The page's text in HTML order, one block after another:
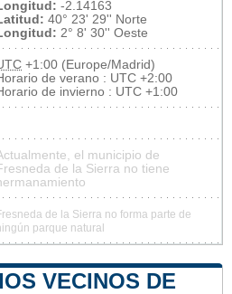
-2.14163
40° 23' 29'' Norte
2° 8' 30'' Oeste
+1:00 (Europe/Madrid)
de verano : UTC +2:00
de invierno : UTC +1:00
el municipio de
de la Sierra no tiene
de la Sierra no forma parte de
parque natural
VECINOS DE